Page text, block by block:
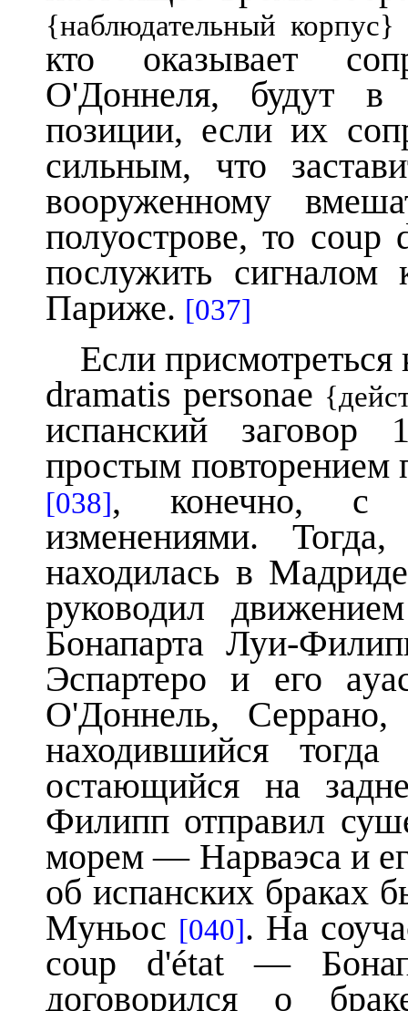
{наблюдательный корпус}
кто оказывает
О'Доннеля, будут в
позиции, если их
сильным, что
вооруженному
полуострове, то
послужить
Париже. [037]
Если
dramatis personae
испанский заговор
простым повторением
[038], конечно, с
изменениями.
находилась в
руководил
Бонапарта Луи-
Эспартеро и его
О'Доннель,
находившийся
остающийся на
Филипп отправил
морем — Нарваэса и
об испанских браках
Муньос [040]. На
coup d'état —
договорился о